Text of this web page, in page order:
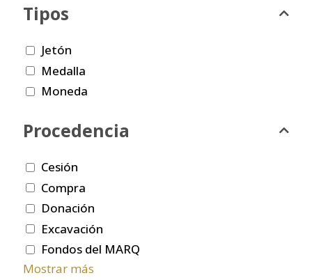
Tipos
Jetón
Medalla
Moneda
Procedencia
Cesión
Compra
Donación
Excavación
Fondos del MARQ
Mostrar más